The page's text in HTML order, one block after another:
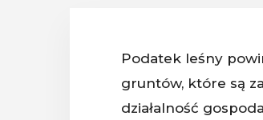
Podatek leśny
gruntów, które są
działalność